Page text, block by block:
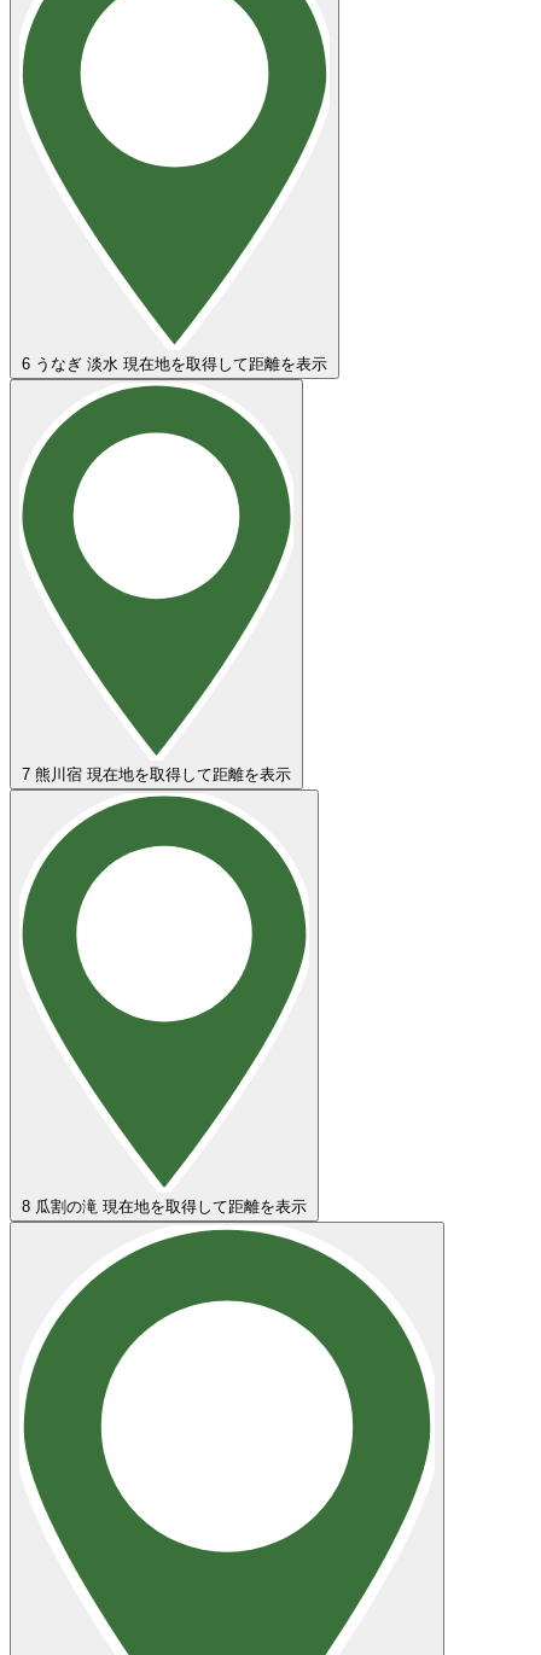
6 うなぎ 淡水 現在地を取得して距離を表示
7 熊川宿 現在地を取得して距離を表示
8 瓜割の滝 現在地を取得して距離を表示